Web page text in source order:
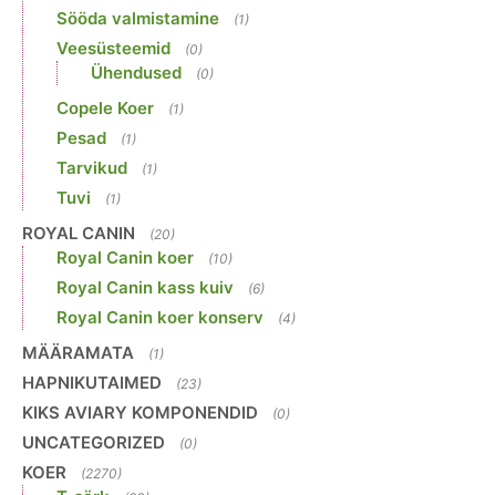
Sööda valmistamine (1)
Veesüsteemid (0)
Ühendused (0)
Copele Koer (1)
Pesad (1)
Tarvikud (1)
Tuvi (1)
ROYAL CANIN (20)
Royal Canin koer (10)
Royal Canin kass kuiv (6)
Royal Canin koer konserv (4)
MÄÄRAMATA (1)
HAPNIKUTAIMED (23)
KIKS AVIARY KOMPONENDID (0)
UNCATEGORIZED (0)
KOER (2270)